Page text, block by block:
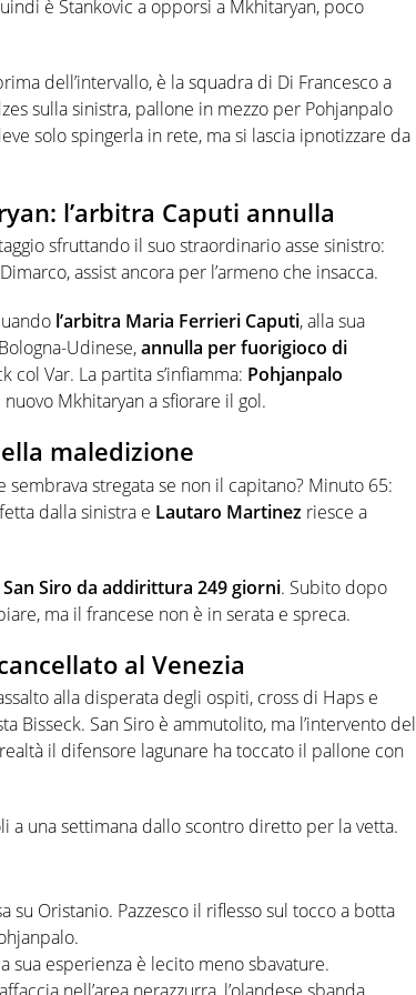
è Stankovic a opporsi a Mkhitaryan, poco
dell’intervallo, è la squadra di Di Francesco a
sulla sinistra, pallone in mezzo per Pohjanpalo
solo spingerla in rete, ma si lascia ipnotizzare da
l’arbitra Caputi annulla
sfruttando il suo straordinario asse sinistro:
assist ancora per l’armeno che insacca.
l’arbitra Maria Ferrieri Caputi, alla sua
Udinese,annulla per fuorigioco di
Var. La partita s’infiamma: Pohjanpalo
Mkhitaryan a sfiorare il gol.
maledizione
stregata se non il capitano? Minuto 65:
dalla sinistra e Lautaro Martinez riesce a
Siro da addirittura 249 giorni. Subito dopo
ma il francese non è in serata e spreca.
al Venezia
alla disperata degli ospiti, cross di Haps e
Bisseck. San Siro è ammutolito, ma l’intervento del
il difensore lagunare ha toccato il pallone con
a una settimana dallo scontro diretto per la vetta.
su Oristanio. Pazzesco il riflesso sul tocco a botta
sua esperienza è lecito meno sbavature.